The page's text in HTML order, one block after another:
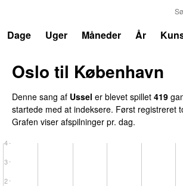
Dage
Uger Måneder År
Oslo til København
Denne sang af Ussel er blevet spillet 419
startede med at indeksere. Først registreret
Grafen viser afspilninger pr. dag.
2
3
4